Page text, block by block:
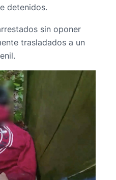
detenidos.
sin oponer
trasladados a un